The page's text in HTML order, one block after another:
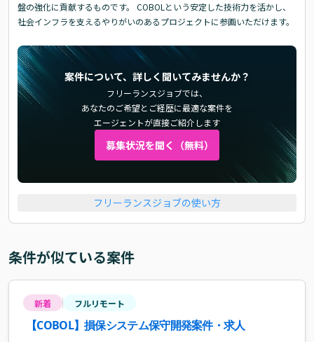
盤の強化に貢献するものです。 COBOLという安定した技術力を活かし、
社会インフラを支えるやりがいのあるプロジェクトに参画いただけます。
案件について、詳しく聞いてみませんか？
フリーランスジョブでは、
あなたのご希望とご経歴に最適な案件を
エージェントが直接ご紹介します
募集状況を聞く（無料）
フリーランスジョブの使い方
条件が似ている案件
新着 フルリモート
【COBOL】損保システム保守開発案件・求人